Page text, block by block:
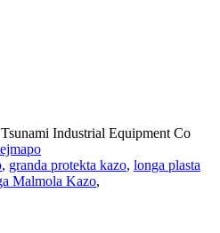
Industrial Equipment Co
, granda protekta kazo, longa plasta
Malmola Kazo,